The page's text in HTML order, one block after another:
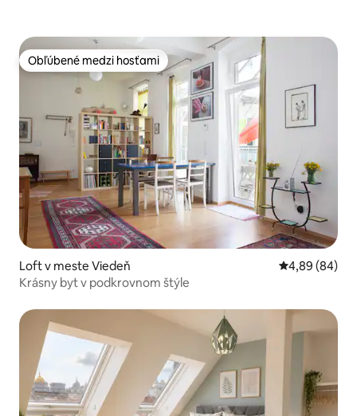
Obľúbené medzi hosťami
Obľúbené medzi hosťami
Loft v meste Viedeň Priemerné
4,89 (84)
Krásny byt v podkrovnom štýle